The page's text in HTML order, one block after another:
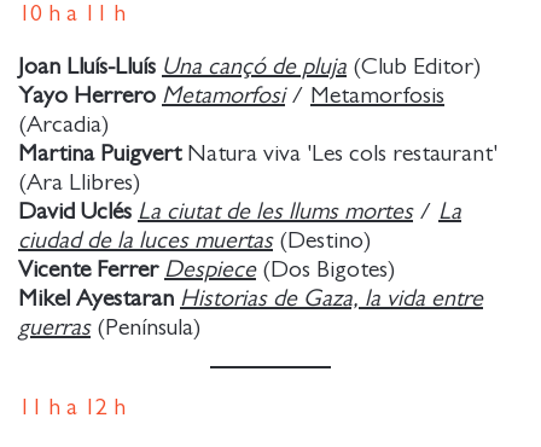
10 h a 11 h
Joan Lluís-Lluís Una cançó de pluja (Club Editor)
Yayo Herrero Metamorfosi/ Metamorfosis
(Arcadia)
Martina PuigvertNatura viva 'Les cols restaurant'
(Ara Llibres)
David Uclés La ciutat de les llums mortes/ La
ciudad de la luces muertas(Destino)
Vicente Ferrer Despiece(Dos Bigotes)
Mikel Ayestaran Historias de Gaza, la vida entre
guerras(Península)
h a 12 h